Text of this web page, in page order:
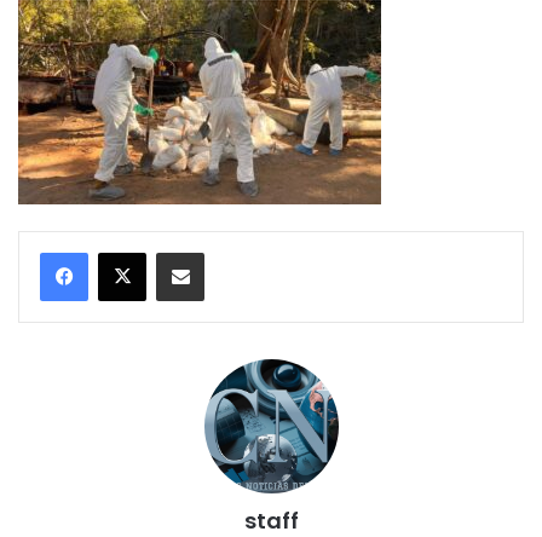
Compartir por correo electrónico
staff